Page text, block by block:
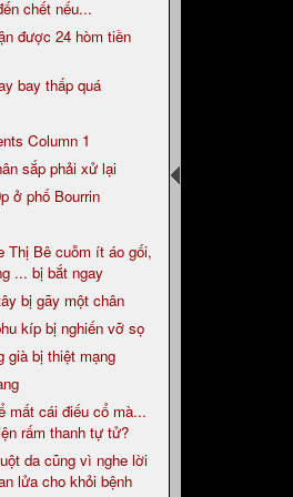
chết nếu...
được 24 hòm tiền
bay thấp quá
Column 1
sắp phải xử lại
ở phố Bourrin
Thị Bê cuỗm ít áo gối,
... bị bắt ngay
bị gãy một chân
kíp bị nghiến vỡ sọ
già bị thiệt mạng
mất cái điếu cổ mà...
rấm thanh tự tử?
da cũng vì nghe lời
lửa cho khỏi bệnh